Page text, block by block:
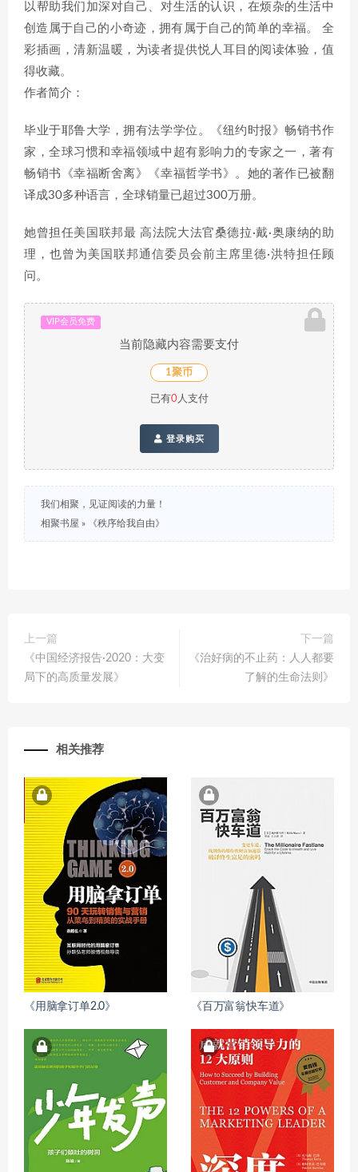
以帮助我们加深对自己、对生活的认识，在烦杂的生活中
创造属于自己的小奇迹，拥有属于自己的简单的幸福。 全
彩插画，清新温暖，为读者提供悦人耳目的阅读体验，值
得收藏。
作者简介：
毕业于耶鲁大学，拥有法学学位。《纽约时报》畅销书作
家，全球习惯和幸福领域中超有影响力的专家之一，著有
畅销书《幸福断舍离》《幸福哲学书》。她的著作已被翻
译成30多种语言，全球销量已超过300万册。
她曾担任美国联邦最 高法院大法官桑德拉·戴·奥康纳的助
理，也曾为美国联邦通信委员会前主席里德·洪特担任顾
问。
VIP会员免费
当前隐藏内容需要支付
1聚币
已有0人支付
登录购买
我们相聚，见证阅读的力量！
相聚书屋 » 《秩序给我自由》
上一篇
《中国经济报告·2020：大变
局下的高质量发展》
下一篇
《治好病的不止药：人人都要
了解的生命法则》
相关推荐
《用脑拿订单2.0》 《百万富翁快车道》